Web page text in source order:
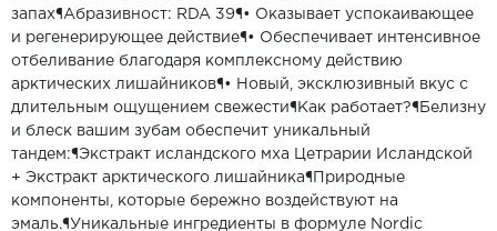
запах¶Абразивност: RDA 39¶• Оказывает успокаивающее
и регенерирующее действие¶• Обеспечивает интенсивное
отбеливание благодаря комплексному действию
арктических лишайников¶• Новый, эксклюзивный вкус с
длительным ощущением свежести¶Как работает?¶Белизну
и блеск вашим зубам обеспечит уникальный
тандем:¶Экстракт исландского мха Цетрарии Исландской
+ Экстракт арктического лишайника¶Природные
компоненты, которые бережно воздействуют на
эмаль.¶Уникальные ингредиенты в формуле Nordic